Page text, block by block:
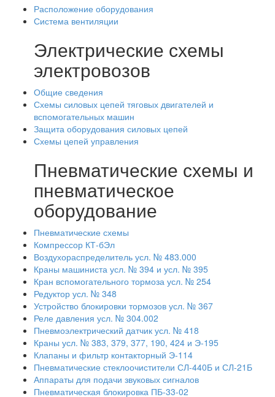
Расположение оборудования
Система вентиляции
Электрические схемы
электровозов
Общие сведения
Схемы силовых цепей тяговых двигателей и
вспомогательных машин
Защита оборудования силовых цепей
Схемы цепей управления
Пневматические схемы и
пневматическое
оборудование
Пневматические схемы
Компрессор КТ-бЭл
Воздухораспределитель усл. № 483.000
Краны машиниста усл. № 394 и усл. № 395
Кран вспомогательного тормоза усл. № 254
Редуктор усл. № 348
Устройство блокировки тормозов усл. № 367
Реле давления усл. № 304.002
Пневмоэлектрический датчик усл. № 418
Краны усл. № 383, 379, 377, 190, 424 и Э-195
Клапаны и фильтр контакторный Э-114
Пневматические стеклоочистители СЛ-440Б и СЛ-21Б
Аппараты для подачи звуковых сигналов
Пневматическая блокировка ПБ-33-02